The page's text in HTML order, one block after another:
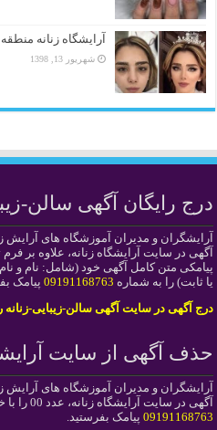
آرایشگاه زنانه منطقه ۱۱
شهریور 13, 1398
درج رایگان آگهی سالن-
آرایشگران و مدیران آموزشگاه های آرایش
آگهی در سایت آرایشگاه زنانه، علاوه بر
پیامکی متن کامل آگهی خود (شامل: نام و
یا ثابت) را به شماره 09191168763 پیامک
درج آگهی در سایت آگهی سالن-زیبایی-
حذف آگهی از سایت
آرایشگران و مدیران آموزشگاه های آرایش
آگهی در سایت آرایشگاه زنانه، عدد 00 را با خط ثبت شده آگهی در سایت به شماره
09191168763 پیامک بفرستید.